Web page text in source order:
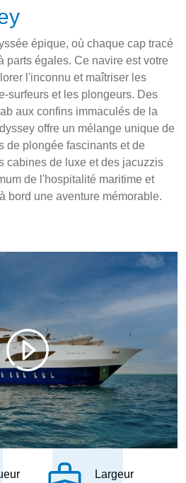
épique, où chaque cap tracé
parts égales. Ce navire est votre
l'inconnu et maîtriser les
surfeurs et les plongeurs. Des
aux confins immaculés de la
offre un mélange unique de
de plongée fascinants et de
cabines de luxe et des jacuzzis
de l'hospitalité maritime et
bord une aventure mémorable.
Largeur
(Daedalus-
Abu Fandira)
de
Zabargad-
et Cavernes
Isolés : La Majesté
Le Meilleur